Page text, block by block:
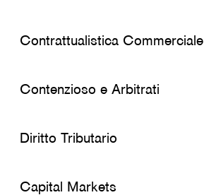
Contrattualistica Commerciale
Contenzioso e Arbitrati
Diritto Tributario
Capital Markets